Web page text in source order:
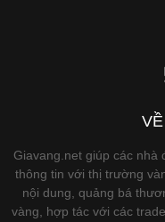
Giavang.net giúp các nhà
thông tin với thị trường
nội dung, quảng bá
vàng, hợp tác với các